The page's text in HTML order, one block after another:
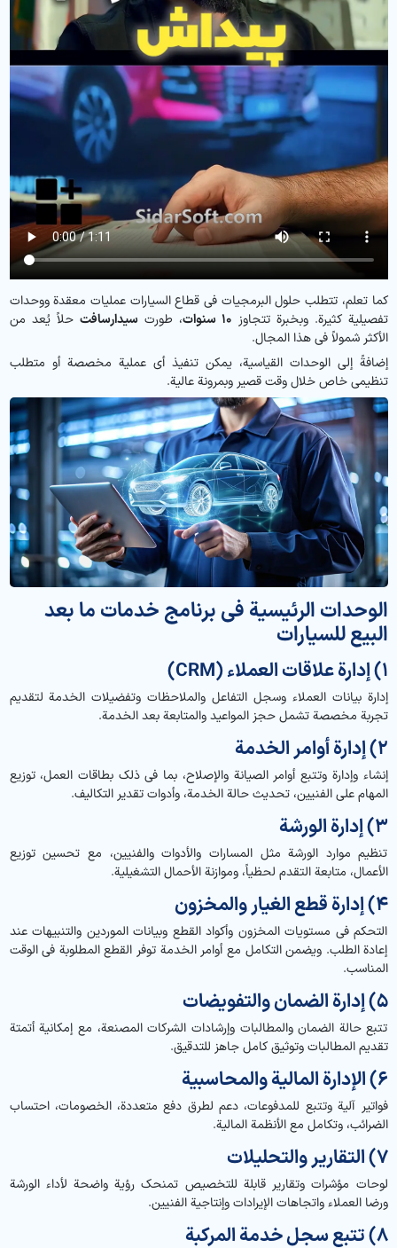
كما تعلم، تتطلب حلول البرمجيات في قطاع السيارات عمليات معقدة ووحدات
تفصيلية كثيرة. وبخبرة تتجاوز 10 سنوات ، طورتسیدارسافت حلاً يُعد من
الأكثر شمولاً في هذا المجال.
إضافةً إلى الوحدات القياسية، يمكن تنفيذ أي عملية مخصصة أو متطلب
تنظيمي خاص خلال وقت قصير وبمرونة عالية.
الوحدات الرئيسية في برنامج خدمات ما بعد
البيع للسيارات
1) إدارة علاقات العملاء (CRM)
إدارة بيانات العملاء وسجل التفاعل والملاحظات وتفضيلات الخدمة لتقديم
تجربة مخصصة تشمل حجز المواعيد والمتابعة بعد الخدمة.
2) إدارة أوامر الخدمة
إنشاء وإدارة وتتبع أوامر الصيانة والإصلاح، بما في ذلك بطاقات العمل، توزيع
المهام على الفنيين، تحديث حالة الخدمة، وأدوات تقدير التكاليف.
3) إدارة الورشة
تنظيم موارد الورشة مثل المسارات والأدوات والفنيين، مع تحسين توزيع
الأعمال، متابعة التقدم لحظياً، وموازنة الأحمال التشغيلية.
4) إدارة قطع الغيار والمخزون
التحكم في مستويات المخزون وأكواد القطع وبيانات الموردين والتنبيهات عند
إعادة الطلب. ويضمن التكامل مع أوامر الخدمة توفر القطع المطلوبة في الوقت
المناسب.
5) إدارة الضمان والتفويضات
تتبع حالة الضمان والمطالبات وإرشادات الشركات المصنعة، مع إمكانية أتمتة
تقديم المطالبات وتوثيق كامل جاهز للتدقيق.
6) الإدارة المالية والمحاسبية
فواتير آلية وتتبع للمدفوعات، دعم لطرق دفع متعددة، الخصومات، احتساب
الضرائب، وتكامل مع الأنظمة المالية.
7) التقارير والتحليلات
لوحات مؤشرات وتقارير قابلة للتخصيص تمنحك رؤية واضحة لأداء الورشة
ورضا العملاء واتجاهات الإيرادات وإنتاجية الفنيين.
8) تتبع سجل خدمة المركبة